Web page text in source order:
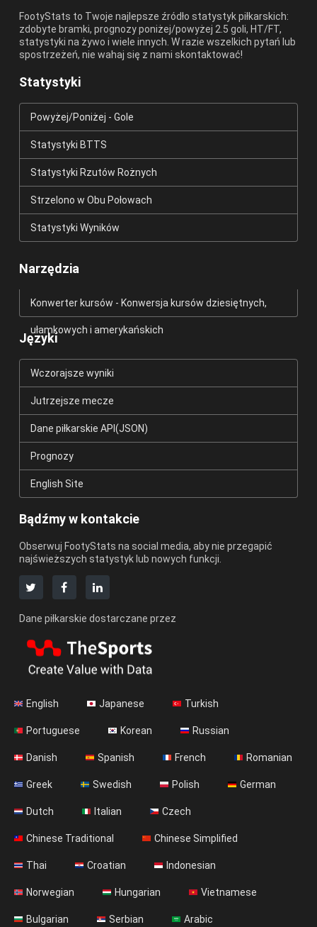
FootyStats to Twoje najlepsze źródło statystyk piłkarskich:
zdobyte bramki, prognozy poniżej/powyżej 2.5 goli, HT/FT,
statystyki na żywo i wiele innych. W razie wszelkich pytań lub
spostrzeżeń, nie wahaj się z nami skontaktować!
Statystyki
Powyżej/Poniżej - Gole
Statystyki BTTS
Statystyki Rzutów Rożnych
Strzelono w Obu Połowach
Statystyki Wyników
Narzędzia
Konwerter kursów - Konwersja kursów dziesiętnych,
ułamkowych i amerykańskich
Języki
Wczorajsze wyniki
Jutrzejsze mecze
Dane piłkarskie API(JSON)
Prognozy
English Site
Bądźmy w kontakcie
Obserwuj FootyStats na social media, aby nie przegapić
najświeższych statystyk lub nowych funkcji.
Dane piłkarskie dostarczane przez
English Japanese Turkish
Portuguese Korean Russian
Danish Spanish French Romanian
Greek Swedish Polish German
Dutch Italian Czech
Chinese Traditional Chinese Simplified
Thai Croatian Indonesian
Norwegian Hungarian Vietnamese
Bulgarian Serbian Arabic